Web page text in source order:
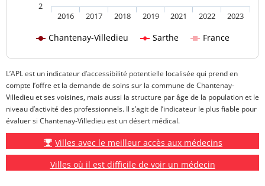
Chantenay-Villedieu Sarthe France
2016 2017 2018 2019 2021 2022 2023
2
L’APL est un indicateur d’accessibilité potentielle localisée qui prend en
compte l’offre et la demande de soins sur la commune de Chantenay-
Villedieu et ses voisines, mais aussi la structure par âge de la population et le
niveau d’activité des professionnels. Il s’agit de l’indicateur le plus fiable pour
évaluer si Chantenay-Villedieu est un désert médical.
Villes avec le meilleur accès aux médecins
Villes où il est difficile de voir un médecin